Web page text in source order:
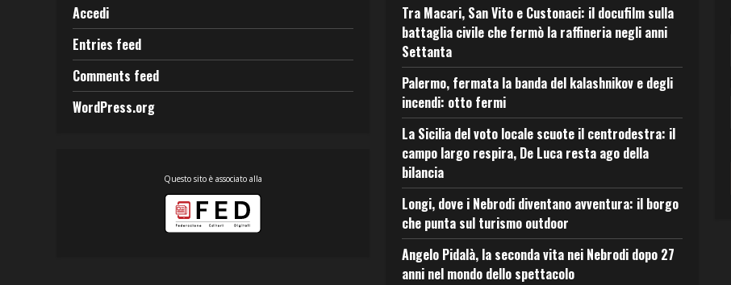
Accedi
Entries feed
Comments feed
WordPress.org
Questo sito è associato alla
Tra Macari, San Vito e Custonaci: il docufilm sulla
battaglia civile che fermò la raffineria negli anni
Settanta
Palermo, fermata la banda del kalashnikov e degli
incendi: otto fermi
La Sicilia del voto locale scuote il centrodestra: il
campo largo respira, De Luca resta ago della
bilancia
Longi, dove i Nebrodi diventano avventura: il borgo
che punta sul turismo outdoor
Angelo Pidalà, la seconda vita nei Nebrodi dopo 27
anni nel mondo dello spettacolo